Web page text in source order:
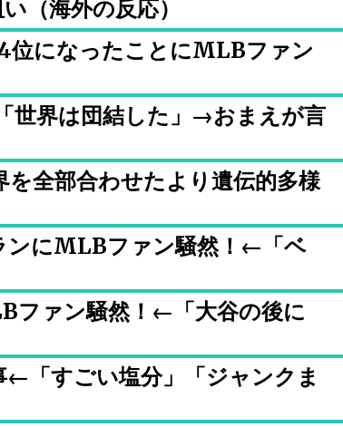
（海外の反応）
位になったことにMLBファン
世界は団結した」→おまえが言
を全部合わせたより遺伝的多様
ンにMLBファン騒然！←「ベ
ファン騒然！←「大谷の後に
「すごい塩分」「ジャンクま